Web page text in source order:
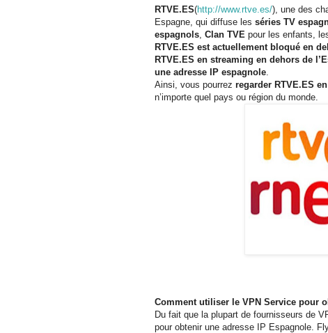
RTVE.ES(http://www.rtve.es/), une des
Espagne, qui diffuse les séries TV
espagnols Clan TVE pour les enfants,
RTVE.ES est actuellement bloqué en
RTVE.ES en streaming en dehors de
une adresse IP espagnole
Ainsi, vous pourrez regarder RTVE.ES
n’importe quel pays ou région du monde.
Comment utiliser le VPN Service pour
Du fait que la plupart de fournisseurs de
pour obtenir une adresse IP Espagnole.